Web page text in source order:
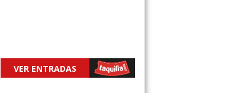
VER ENTRADAS